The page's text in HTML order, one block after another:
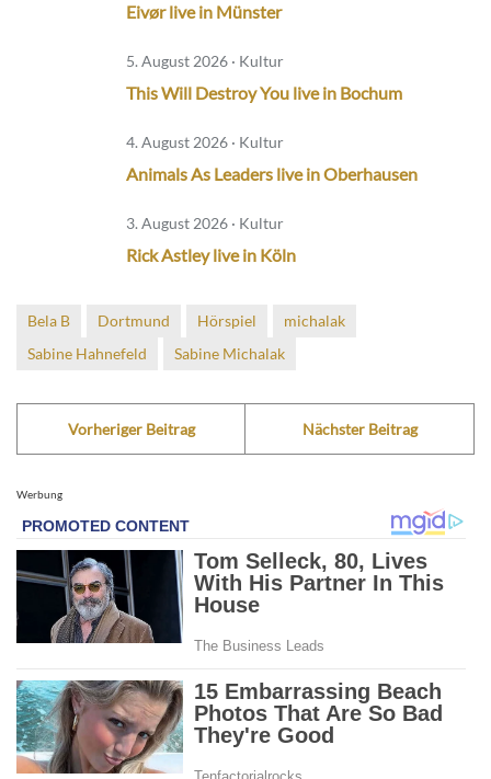
Eivør live in Münster
5. August 2026 · Kultur
This Will Destroy You live in Bochum
4. August 2026 · Kultur
Animals As Leaders live in Oberhausen
3. August 2026 · Kultur
Rick Astley live in Köln
Bela B Dortmund Hörspiel
michalak
Sabine Hahnefeld
Sabine Michalak
Vorheriger Beitrag Nächster Beitrag
Werbung